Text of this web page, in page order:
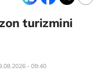
turizmini
- 09:40